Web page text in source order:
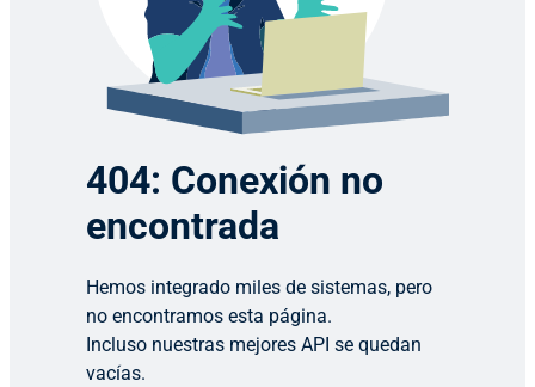
404: Conexión no
encontrada
Hemos integrado miles de sistemas, pero
no encontramos esta página.
Incluso nuestras mejores API se quedan
vacías.